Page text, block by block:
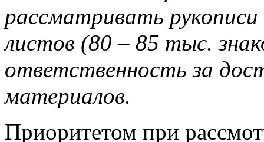
рассматривать
листов (80 – 85 тыс.
ответственность за
материалов.
Приоритетом при